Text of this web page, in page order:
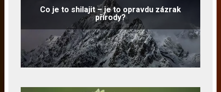
Co je to shilajit – je to opravdu zázrak
přírody?